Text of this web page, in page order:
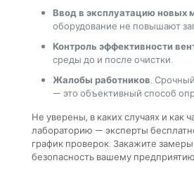
Ввод в эксплуатацию новых
оборудование не повышают
Контроль эффективности
среды до и после очистки.
Жалобы работников.
— это объективный способ
Не уверены, в каких случаях и как
лабораторию — эксперты
график проверок. Закажите
безопасность вашему